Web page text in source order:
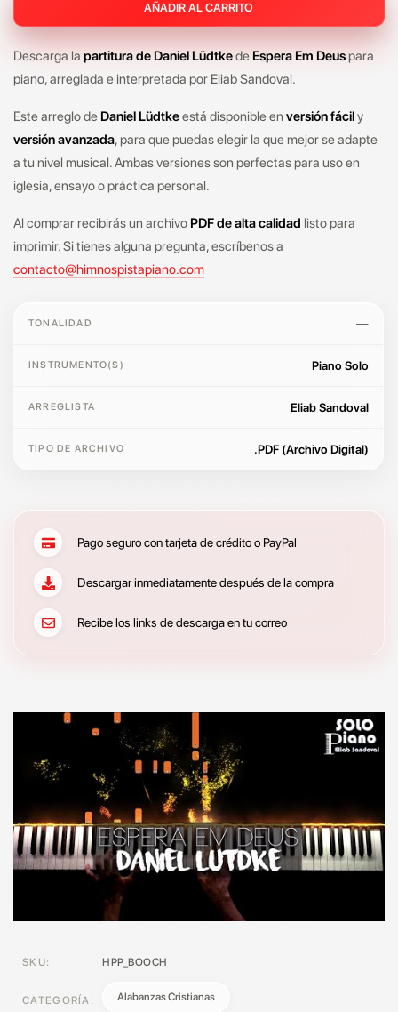
AÑADIR AL CARRITO
Descarga la partitura de Daniel Lüdtkede Espera Em Deuspara
piano, arreglada e interpretada por Eliab Sandoval.
Este arreglo de Daniel Lüdtkeestá disponible en versión fácily
versión avanzada, para que puedas elegir la que mejor se adapte
a tu nivel musical. Ambas versiones son perfectas para uso en
iglesia, ensayo o práctica personal.
Al comprar recibirás un archivo PDF de alta calidad listo para
imprimir. Si tienes alguna pregunta, escríbenos a
contacto@himnospistapiano.com
TONALIDAD —
INSTRUMENTO(S) Piano Solo
ARREGLISTA Eliab Sandoval
TIPO DE ARCHIVO .PDF (Archivo Digital)
Pago seguro con tarjeta de crédito o PayPal
Descargar inmediatamente después de la compra
Recibe los links de descarga en tu correo
SKU: HPP_BOOCH
CATEGORÍA: Alabanzas Cristianas